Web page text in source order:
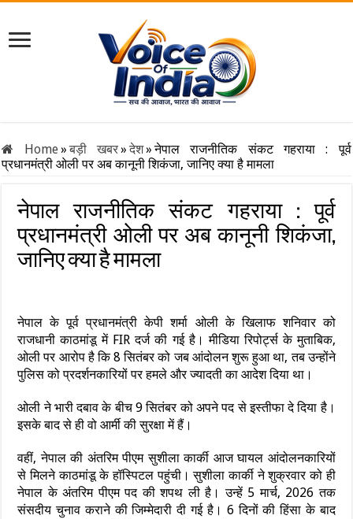
Home»बड़ी खबर» देश» नेपाल राजनीतिक संकट गहराया : पूर्व
प्रधानमंत्री ओली पर अब कानूनी शिकंजा, जानिए क्या है मामला
नेपाल राजनीतिक संकट गहराया : पूर्व
प्रधानमंत्री ओली पर अब कानूनी शिकंजा,
जानिए क्या है मामला
नेपाल के पूर्व प्रधानमंत्री केपी शर्मा ओली के खिलाफ शनिवार को
राजधानी काठमांडू में FIR दर्ज की गई है। मीडिया रिपोर्ट्स के मुताबिक,
ओली पर आरोप है कि 8 सितंबर को जब आंदोलन शुरू हुआ था, तब उन्होंने
पुलिस को प्रदर्शनकारियों पर हमले और ज्यादती का आदेश दिया था।
ओली ने भारी दबाव के बीच 9 सितंबर को अपने पद से इस्तीफा दे दिया है।
इसके बाद से ही वो आर्मी की सुरक्षा में हैं।
वहीं, नेपाल की अंतरिम पीएम सुशीला कार्की आज घायल आंदोलनकारियों
से मिलने काठमांडू के हॉस्पिटल पहुंची। सुशीला कार्की ने शुक्रवार को ही
नेपाल के अंतरिम पीएम पद की शपथ ली है। उन्हें 5 मार्च, 2026 तक
संसदीय चुनाव कराने की जिम्मेदारी दी गई है। 6 दिनों की हिंसा के बाद